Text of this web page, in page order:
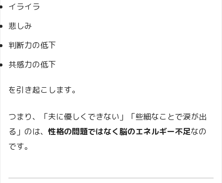
イライラ
悲しみ
判断力の低下
共感力の低下
を引き起こします。
つまり、「夫に優しくできない」「些細なことで涙が出
る」のは、 性格の問題ではなく脳のエネルギー不足なの
です。